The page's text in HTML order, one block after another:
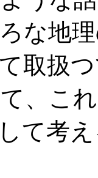
な地
取扱
、こ
て考